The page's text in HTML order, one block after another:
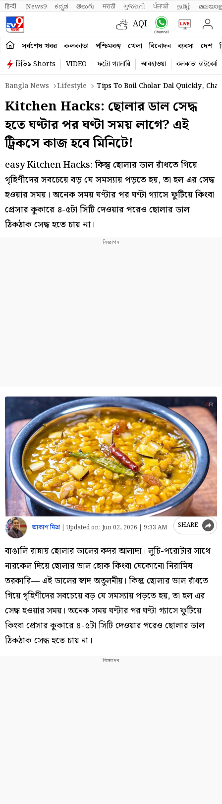
हिन्दी News9 ಕನ್ನಡ తెలుగు मराठी ગુજરાતી ਪੰਜਾਬੀ தமிழ்
AQI
সর্বশেষ খবর কলকাতা পশ্চিমবঙ্গ খেলা বিনোদন ব্যবসা দেশ
টিভি৯ Shorts VIDEO ফটো গ্যালারি আবহাওয়া
কলকাতা হাইকোর্ট
Bangla News
Lifestyle Tips To Boil Cholar Dal Quickly,
Kitchen Hacks: ছোলার ডাল সেদ্ধ
হতে ঘণ্টার পর ঘণ্টা সময় লাগে? এই
ট্রিকসে কাজ হবে মিনিটে!
easy Kitchen Hacks: কিন্তু ছোলার ডাল রাঁধতে গিয়ে
গৃহিণীদের সবচেয়ে বড় যে সমস্যায় পড়তে হয়, তা হল এর সেদ্ধ
হওয়ার সময়। অনেক সময় ঘণ্টার পর ঘণ্টা গ্যাসে ফুটিয়ে কিংবা
প্রেসার কুকারে ৪-৫টা সিটি দেওয়ার পরেও ছোলার ডাল
ঠিকঠাক সেদ্ধ হতে চায় না।
আকাশ মিশ্র |Updated on: Jun 02, 2026 | 9:33 AM SHARE
বাঙালি রান্নায় ছোলার ডালের কদর আলাদা। লুচি-পরোটার সাথে
নারকেল দিয়ে ছোলার ডাল হোক কিংবা যেকোনো নিরামিষ
তরকারি— এই ডালের স্বাদ অতুলনীয়। কিন্তু ছোলার ডাল রাঁধতে
গিয়ে গৃহিণীদের সবচেয়ে বড় যে সমস্যায় পড়তে হয়, তা হল এর
সেদ্ধ হওয়ার সময়। অনেক সময় ঘণ্টার পর ঘণ্টা গ্যাসে ফুটিয়ে
কিংবা প্রেসার কুকারে ৪-৫টা সিটি দেওয়ার পরেও ছোলার ডাল
ঠিকঠাক সেদ্ধ হতে চায় না।